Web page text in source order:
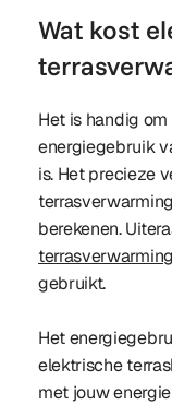
Wat kost
Het is handig
energiegebruik
is. Het precieze
berekenen.
terrasverwarming
gebruikt.
Het
elektrische
met jouw